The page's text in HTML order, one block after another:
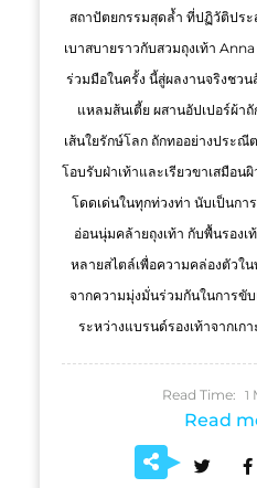
สถาปัตยกรรมสุดล้ำ ที่ปฏิวัติประ
เบาสบายราวกับสวมถุงเท้า
ร่วมมือในครั้ง นี้สู่ผลงานจริงชว
แหลมส้นเตี้ย ผสานอัปเปอร์ผ้า
เส้นใยรักษ์โลก ถักทออย่างประ
โอบรับฝ่าเท้าและเรียวขาเสมือน
โดดเด่นในทุกท่วงท่า นับเป็นกา
อ่อนนุ่มคล้ายถุงเท้า กับพื้นรอง
หลายสไตล์เพื่อความคล่องตัวใ
จากความมุ่งมั่นร่วมกันในการขั
ระหว่างแบรนด์รองเท้าจากเก
Read Time: 1
Read